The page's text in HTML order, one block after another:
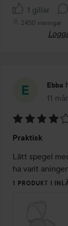
1 gillar
2450 visningar
Ebba
11
4
av
5
Praktisk
Lätt spegel
ha varit
1 PRODUKT I